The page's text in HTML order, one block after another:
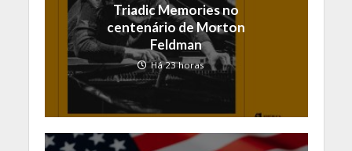
Triadic Memories no
centenário de Morton
Feldman
Há 23 horas